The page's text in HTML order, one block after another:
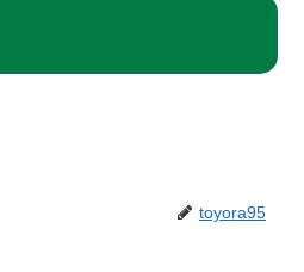
toyora95